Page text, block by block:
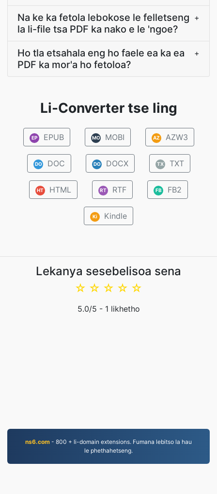
Na ke ka fetola lebokose le felletseng
la li-file tsa PDF ka nako e le 'ngoe?
+
Ho tla etsahala eng ho faele ea ka ea
PDF ka mor'a ho fetoloa?
+
Li-Converter tse ling
EP EPUB MO MOBI AZ AZW3
DO DOC DO DOCX TX TXT
HT HTML RT RTF FB FB2
Ki Kindle
Lekanya sesebelisoa sena
☆
☆
☆
☆
☆
5.0/5 - 1 likhetho
ns6.com - 800 + li-domain extensions. Fumana lebitso la hau
le phethahetseng.